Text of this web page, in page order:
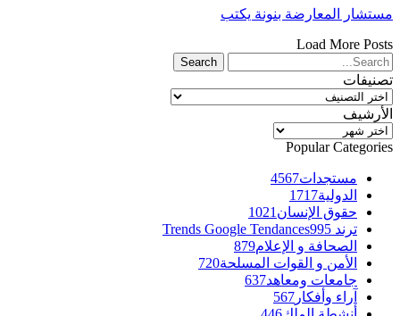
مستشار المعارضة بنونة يكتب
Load More Posts
تصنيفات
تصنيفات
الأرشيف
الأرشيف
Popular Categories
مستجدات4567
الدولية1717
حقوق الإنسان 1021
ترند Trends Google Tendances 995
الصحافة و الإعلام879
الأمن و القوات المسلحة720
جامعات ومعاهد637
آراء وأفكار 567